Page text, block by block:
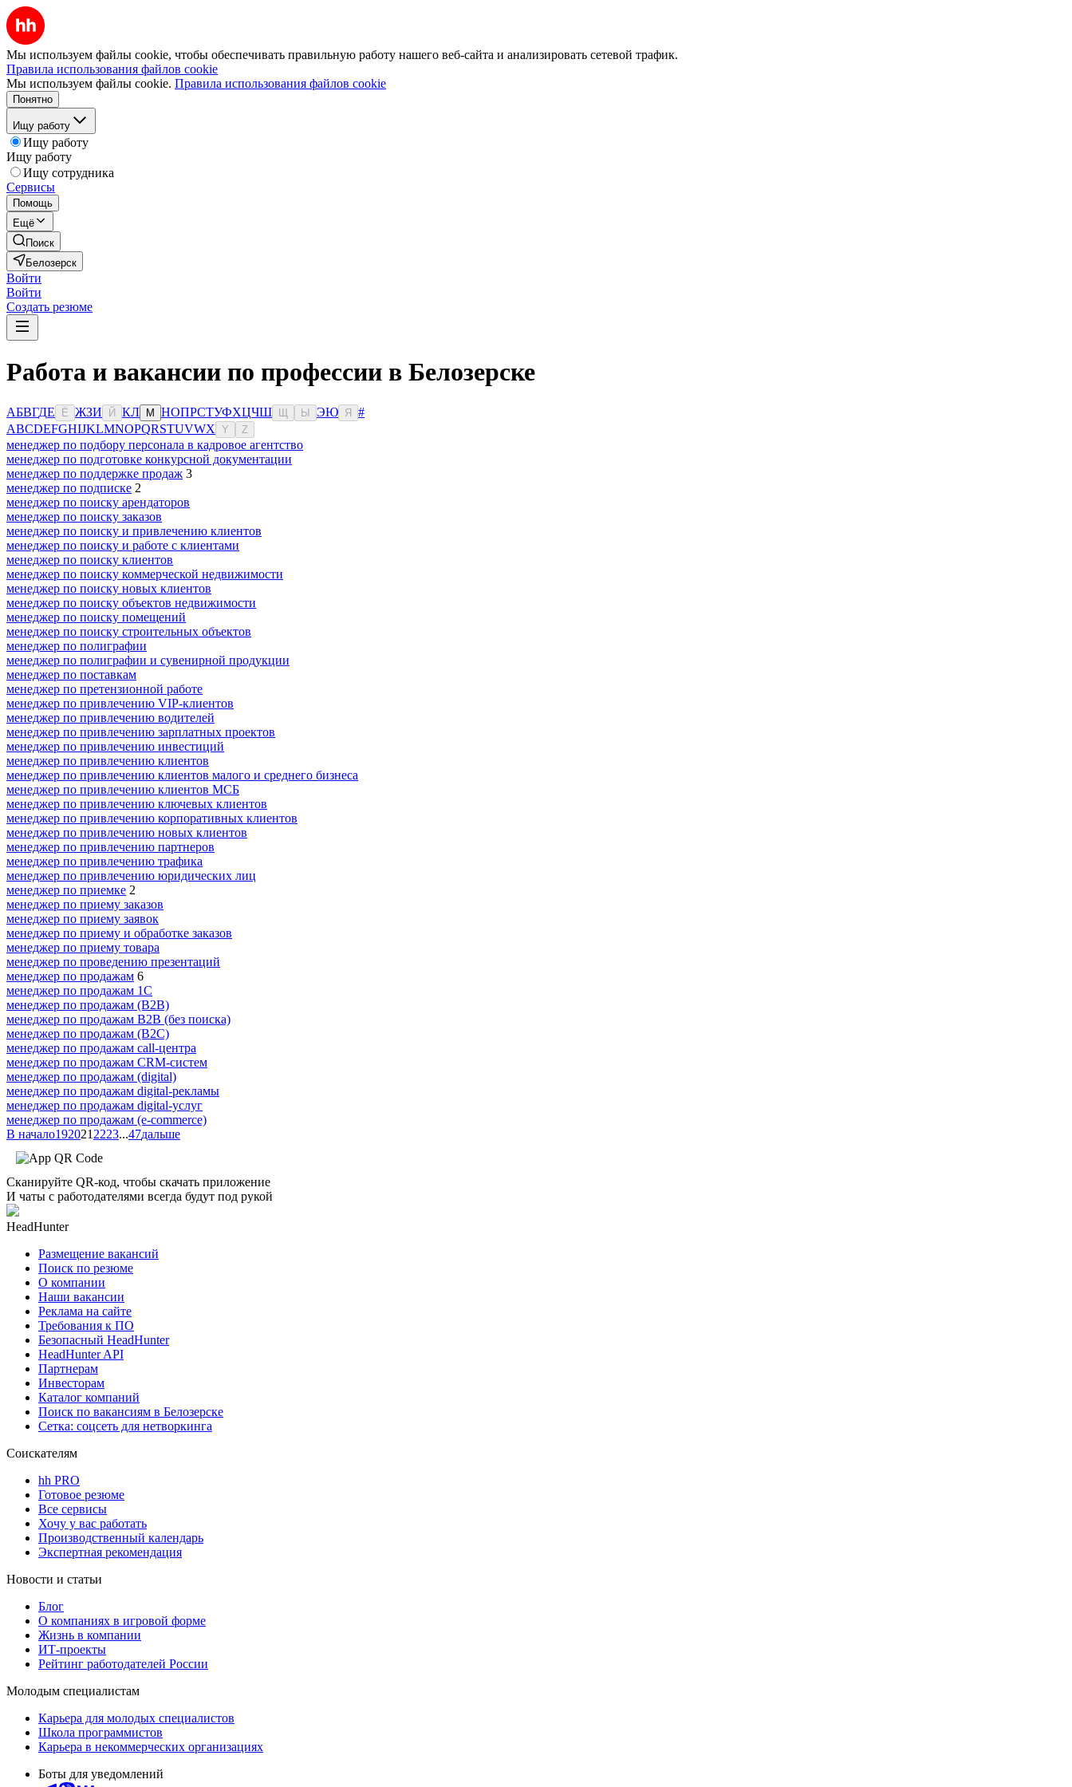
Мы используем файлы cookie, чтобы обеспечивать правильную работу нашего веб-сайта и анализировать сетевой трафик.
Правила использования файлов cookie
Мы используем файлы cookie. Правила использования файлов cookie
Понятно
Ищу работу
Ищу работу
Ищу работу
Ищу сотрудника
Сервисы
Помощь
Ещё
Поиск
Белозерск
Войти
Войти
Создать резюме
Работа и вакансии по профессии в Белозерске
АБВГДЕ Ё ЖЗИ Й КЛ М НОПРСТУФХЦЧШ Ы ЭЮ Я
#
ABCDEFGHIJKLMNOPQRSTUVWX Y Z
менеджер по подбору персонала в кадровое агентство
менеджер по подготовке конкурсной документации
менеджер по поддержке продаж 3
менеджер по подписке 2
менеджер по поиску арендаторов
менеджер по поиску заказов
менеджер по поиску и привлечению клиентов
менеджер по поиску и работе с клиентами
менеджер по поиску клиентов
менеджер по поиску коммерческой недвижимости
менеджер по поиску новых клиентов
менеджер по поиску объектов недвижимости
менеджер по поиску помещений
менеджер по поиску строительных объектов
менеджер по полиграфии
менеджер по полиграфии и сувенирной продукции
менеджер по поставкам
менеджер по претензионной работе
менеджер по привлечению VIP-клиентов
менеджер по привлечению водителей
менеджер по привлечению зарплатных проектов
менеджер по привлечению инвестиций
менеджер по привлечению клиентов
менеджер по привлечению клиентов малого и среднего бизнеса
менеджер по привлечению клиентов МСБ
менеджер по привлечению ключевых клиентов
менеджер по привлечению корпоративных клиентов
менеджер по привлечению новых клиентов
менеджер по привлечению партнеров
менеджер по привлечению трафика
менеджер по привлечению юридических лиц
менеджер по приемке 2
менеджер по приему заказов
менеджер по приему заявок
менеджер по приему и обработке заказов
менеджер по приему товара
менеджер по проведению презентаций
менеджер по продажам 6
менеджер по продажам 1С
менеджер по продажам (B2B)
менеджер по продажам B2B (без поиска)
менеджер по продажам (B2C)
менеджер по продажам call-центра
менеджер по продажам CRM-систем
менеджер по продажам (digital)
менеджер по продажам digital-рекламы
менеджер по продажам digital-услуг
менеджер по продажам (e-commerce)
В начало192021 2223...47дальше
Сканируйте QR-код, чтобы скачать приложение
И чаты с работодателями всегда будут под рукой
HeadHunter
Размещение вакансий
Поиск по резюме
О компании
Наши вакансии
Реклама на сайте
Требования к ПО
Безопасный HeadHunter
HeadHunter API
Партнерам
Инвесторам
Каталог компаний
Поиск по вакансиям в Белозерске
Сетка: соцсеть для нетворкинга
Соискателям
hh PRO
Готовое резюме
Все сервисы
Хочу у вас работать
Производственный календарь
Экспертная рекомендация
Новости и статьи
Блог
О компаниях в игровой форме
Жизнь в компании
ИТ-проекты
Рейтинг работодателей России
Молодым специалистам
Карьера для молодых специалистов
Школа программистов
Карьера в некоммерческих организациях
Боты для уведомлений